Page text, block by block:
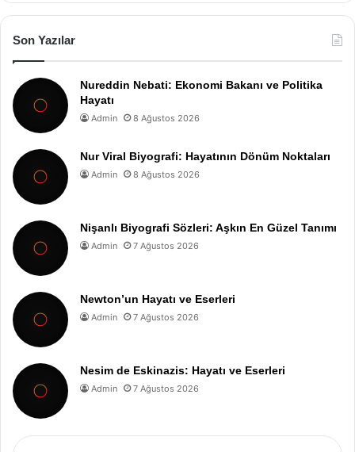
Son Yazılar
Nureddin Nebati: Ekonomi Bakanı ve Politika
Hayatı
Admin 8 Ağustos 2026
Nur Viral Biyografi: Hayatının Dönüm Noktaları
Admin 8 Ağustos 2026
Nişanlı Biyografi Sözleri: Aşkın En Güzel Tanımı
Admin 7 Ağustos 2026
Newton’un Hayatı ve Eserleri
Admin 7 Ağustos 2026
Nesim de Eskinazis: Hayatı ve Eserleri
Admin 7 Ağustos 2026